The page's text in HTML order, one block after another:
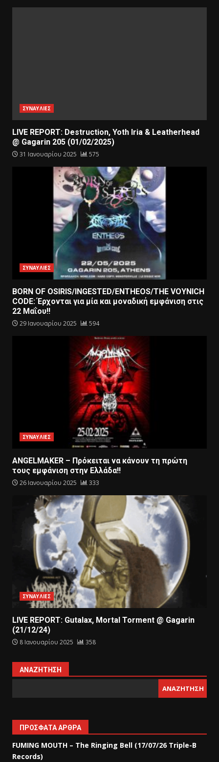
ΣΥΝΑΥΛΙΕΣ
LIVE REPORT: Destruction, Yoth Iria & Leatherhead
@ Gagarin 205 (01/02/2025)
31 Ιανουαρίου 2025 575
ΣΥΝΑΥΛΙΕΣ
BORN OF OSIRIS/INGESTED/ENTHEOS/THE VOYNICH
CODE: Έρχονται για μία και μοναδική εμφάνιση στις
22 Μαΐου!!
29 Ιανουαρίου 2025 594
ΣΥΝΑΥΛΙΕΣ
ANGELMAKER – Πρόκειται να κάνουν τη πρώτη
τους εμφάνιση στην Ελλάδα!!
26 Ιανουαρίου 2025 333
ΣΥΝΑΥΛΙΕΣ
LIVE REPORT: Gutalax, Mortal Torment @ Gagarin
(21/12/24)
8 Ιανουαρίου 2025 358
ΑΝΑΖΉΤΗΣΗ
ΑΝΑΖΉΤΗΣΗ
ΠΡΌΣΦΑΤΑ ΆΡΘΡΑ
FUMING MOUTH – The Ringing Bell (17/07/26 Triple-B
Records)